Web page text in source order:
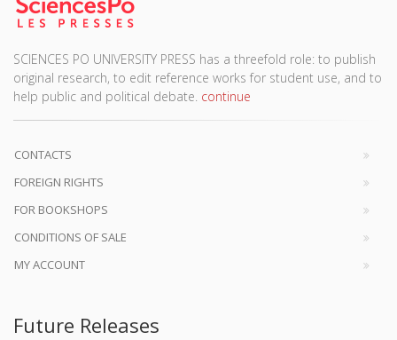
SCIENCES PO UNIVERSITY PRESS has a threefold role: to publish
original research, to edit reference works for student use, and to
help public and political debate. continue
CONTACTS
FOREIGN RIGHTS
FOR BOOKSHOPS
CONDITIONS OF SALE
MY ACCOUNT
Future Releases